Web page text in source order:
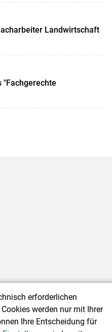
Landwirtschaft
|Barrierefreiheit|
erforderlichen
werden nur mit Ihrer
Ihre Entscheidung für